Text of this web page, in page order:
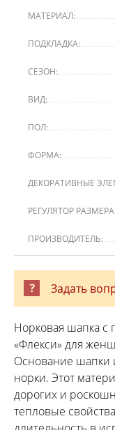
МАТЕРИАЛ:
ПОДКЛАДКА:
СЕЗОН:
ВИД:
ПОЛ:
ФОРМА:
ДЕКОРАТИВНЫЕ
РЕГУЛЯТОР РАЗМЕРА:
ПРОИЗВОДИТЕЛЬ:
Задать
Норковая шапка
«Флекси» для
Основание шапки
норки. Этот
дорогих и
тепловые